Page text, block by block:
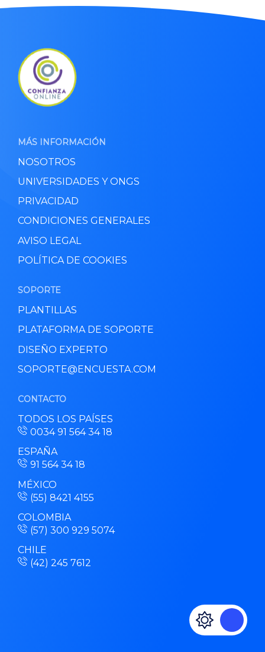
MÁS INFORMACIÓN
NOSOTROS
UNIVERSIDADES Y ONGS
PRIVACIDAD
CONDICIONES GENERALES
AVISO LEGAL
POLÍTICA DE COOKIES
SOPORTE
PLANTILLAS
PLATAFORMA DE SOPORTE
DISEÑO EXPERTO
SOPORTE@ENCUESTA.COM
CONTACTO
TODOS LOS PAÍSES
0034 91 564 34 18
ESPAÑA
91 564 34 18
MÉXICO
(55) 8421 4155
COLOMBIA
(57) 300 929 5074
CHILE
(42) 245 7612